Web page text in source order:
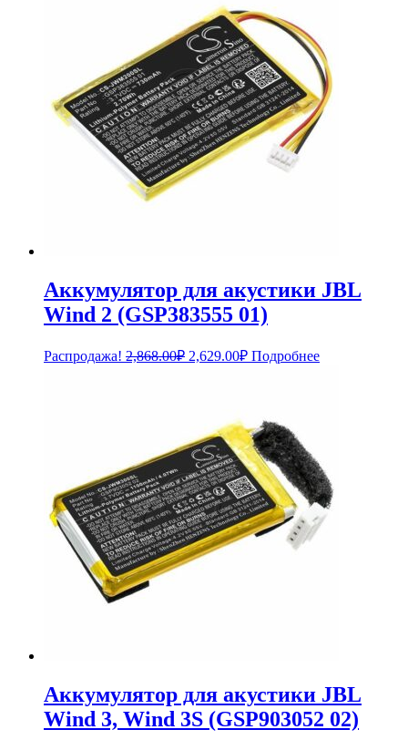
Аккумулятор для акустики JBL
Wind 2 (GSP383555 01)
Распродажа! 2,868.00₽ Первоначальная
2,629.00₽Текущая
цена:
Подробнее
Аккумулятор для акустики JBL
Wind 3, Wind 3S (GSP903052 02)